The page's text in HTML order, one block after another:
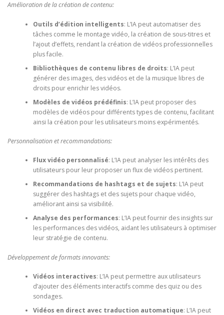
Amélioration de la création de contenu:
Outils d’édition intelligents: L’IA peut automatiser des
tâches comme le montage vidéo, la création de sous-titres et
l’ajout d’effets, rendant la création de vidéos professionnelles
plus facile.
Bibliothèques de contenu libres de droits: L’IA peut
générer des images, des vidéos et de la musique libres de
droits pour enrichir les vidéos.
Modèles de vidéos prédéfinis: L’IA peut proposer des
modèles de vidéos pour différents types de contenu, facilitant
ainsi la création pour les utilisateurs moins expérimentés.
Personnalisation et recommandations:
Flux vidéo personnalisé: L’IA peut analyser les intérêts des
utilisateurs pour leur proposer un flux de vidéos pertinent.
Recommandations de hashtags et de sujets: L’IA peut
suggérer des hashtags et des sujets pour chaque vidéo,
améliorant ainsi sa visibilité.
Analyse des performances: L’IA peut fournir des insights sur
les performances des vidéos, aidant les utilisateurs à optimiser
leur stratégie de contenu.
Développement de formats innovants:
Vidéos interactives: L’IA peut permettre aux utilisateurs
d’ajouter des éléments interactifs comme des quiz ou des
sondages.
Vidéos en direct avec traduction automatique: L’IA peut